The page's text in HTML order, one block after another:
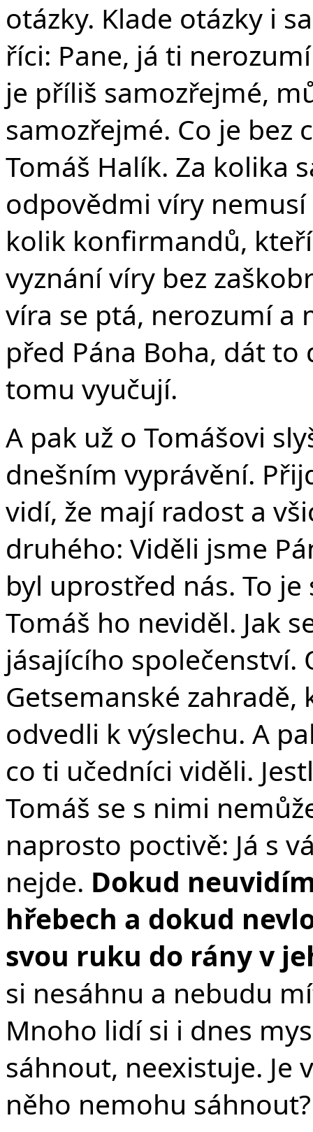
otázky. Klade otázky i
říci: Pane, já ti
je příliš samozřejmé,
samozřejmé. Co je bez
Tomáš Halík. Za kolika
odpovědmi víry
kolik konfirmandů,
vyznání víry bez
víra se ptá, nerozumí a
před Pána Boha, dát
tomu vyučují.
A pak už o Tomášovi
dnešním vyprávění.
vidí, že mají radost a
druhého: Viděli jsme
byl uprostřed nás. To
Tomáš ho neviděl. Jak
jásajícího společenství.
Getsemanské zahradě,
odvedli k výslechu. A
co ti učedníci viděli.
Tomáš se s nimi
naprosto poctivě: Já s
nejde. Dokud
hřebech a dokud
svou ruku do rány v
si nesáhnu a nebudu
Mnoho lidí si i dnes
sáhnout, neexistuje. Je
něho nemohu